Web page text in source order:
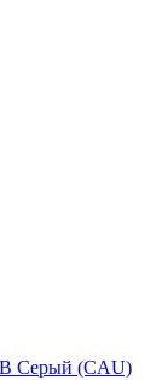
Серый (CAU)